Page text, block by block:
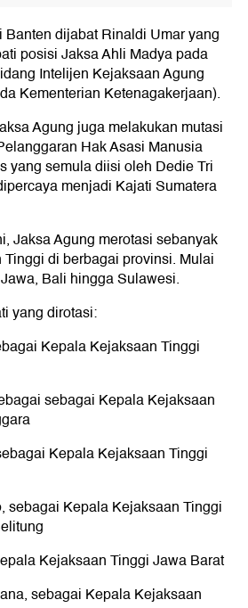
dijabat Rinaldi Umar yang
posisi Jaksa Ahli Madya pada
Intelijen Kejaksaan Agung
Kementerian Ketenagakerjaan).
Agung juga melakukan mutasi
Hak Asasi Manusia
yang semula diisi oleh Dedie Tri
menjadi Kajati Sumatera
Jaksa Agung merotasi sebanyak
di berbagai provinsi. Mulai
Bali hingga Sulawesi.
yang dirotasi:
Kepala Kejaksaan Tinggi
sebagai Kepala Kejaksaan
Kepala Kejaksaan Tinggi
sebagai Kepala Kejaksaan Tinggi
Kejaksaan Tinggi Jawa Barat
sebagai Kepala Kejaksaan